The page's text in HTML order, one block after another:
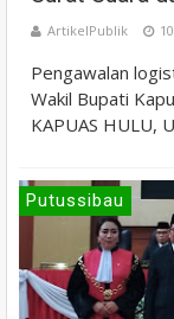
ArtikelPublik
Pengawalan
Wakil Bupati
KAPUAS HULU,
Putussibau